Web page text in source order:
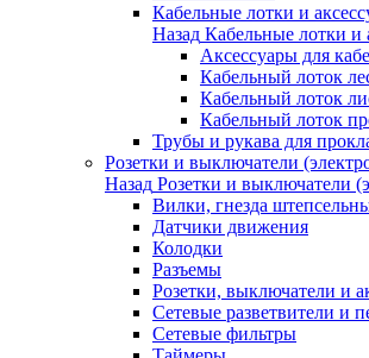
Кабельные лотки и
Назад Кабельные лотки и
Аксессуары для
Кабельный лоток
Кабельный лоток
Кабельный лоток
Трубы и рукава для
Розетки и выключатели
Назад Розетки и выключатели
Вилки, гнезда
Датчики движения
Колодки
Разъемы
Розетки, выключатели и
Сетевые разветвители и
Сетевые фильтры